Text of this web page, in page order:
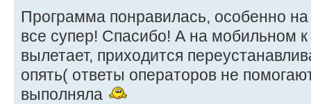
Программа понравилась, особенно на
все супер! Спасибо! А на мобильном
вылетает, приходится
опять( ответы операторов не
выполняла